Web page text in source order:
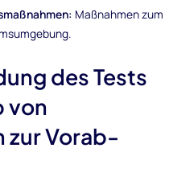
Maßnahmen zum
des Tests
von
zur Vorab-